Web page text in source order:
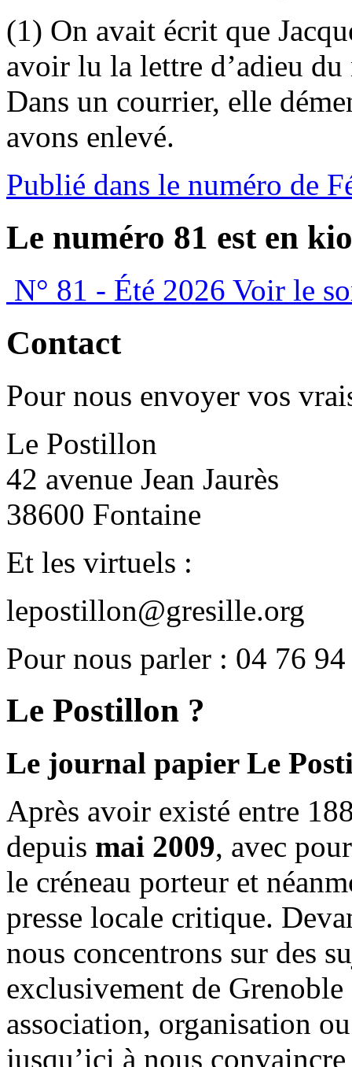
(1) On avait écrit que
avoir lu la lettre d’adieu
Dans un courrier, elle
avons enlevé.
Publié dans le numéro de
Le numéro 81 est en
N° 81 - Été 2026 Voir le
Contact
Pour nous envoyer vos
Le Postillon
42 avenue Jean Jaurès
38600 Fontaine
Et les virtuels :
lepostillon@gresille.org
Pour nous parler : 04 76
Le Postillon ?
Le journal papier Le
Après avoir existé entre
depuis mai 2009, avec
le créneau porteur et
presse locale critique.
nous concentrons sur des
exclusivement de
association, organisation
jusqu’ici à nous